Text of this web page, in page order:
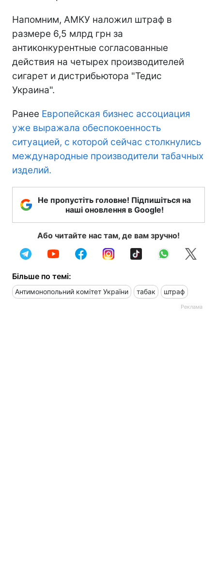
Напомним, АМКУ наложил штраф в
размере 6,5 млрд грн за
антиконкурентные согласованные
действия на четырех производителей
сигарет и дистрибьютора "Тедис
Украина".
Ранее Европейская бизнес ассоциация
уже выражала обеспокоенность
ситуацией, с которой сейчас столкнулись
международные производители табачных
изделий.
Не пропустіть головне! Підпишіться на
наші оновлення в Google!
Або читайте нас там, де вам зручно!
Більше по темі:
Антимонопольний комітет України табак штраф